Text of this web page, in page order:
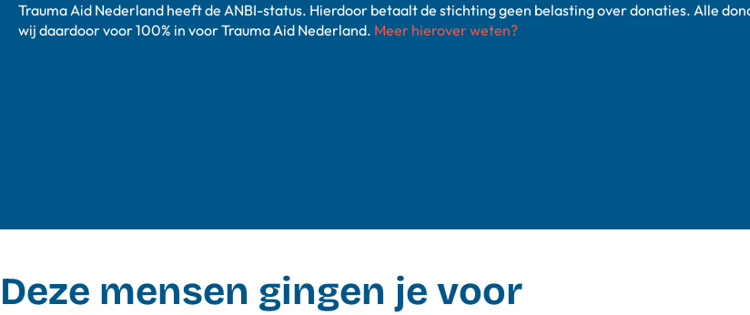
Trauma Aid Nederland heeft de ANBI-status. Hierdoor betaalt de stichting geen belasting over donaties. Alle
wij daardoor voor 100% in voor Trauma Aid Nederland. Meer hierover weten?
Deze mensen gingen je voor